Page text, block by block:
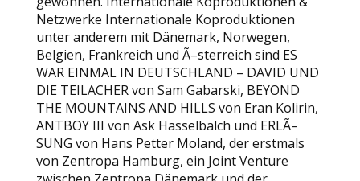
Netzwerke Internationale Koproduktionen
unter anderem mit Dänemark, Norwegen,
Belgien, Frankreich und Ã–sterreich sind ES
WAR EINMAL IN DEUTSCHLAND – DAVID UND
DIE TEILACHER von Sam Gabarski, BEYOND
THE MOUNTAINS AND HILLS von Eran Kolirin,
ANTBOY III von Ask Hasselbalch und ERLÃ–
SUNG von Hans Petter Moland, der erstmals
von Zentropa Hamburg, ein Joint Venture